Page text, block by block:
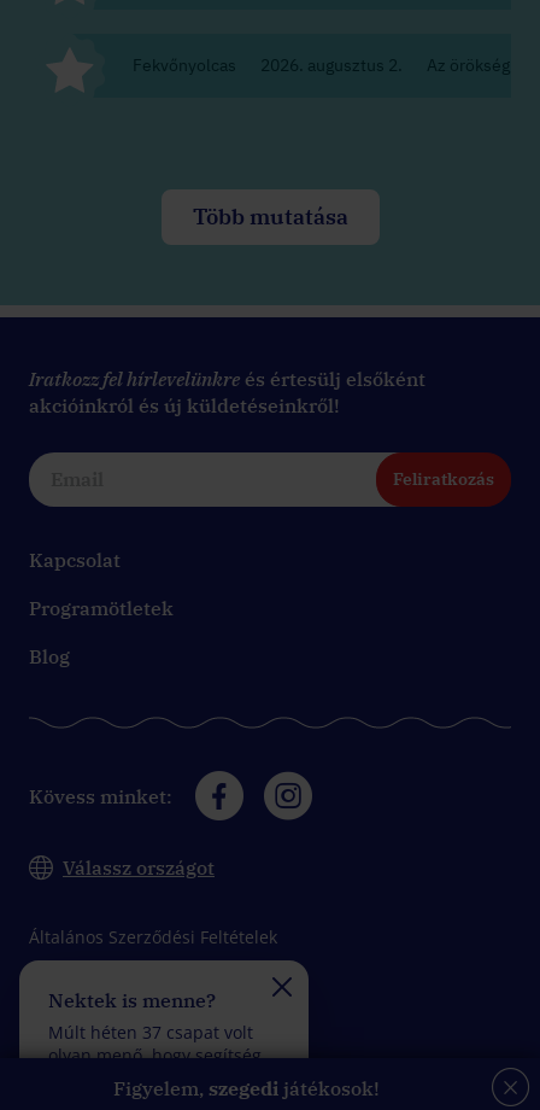
Fekvőnyolcas 2026. augusztus 2. Az örökség
Több mutatása
Iratkozz fel hírlevelünkre és értesülj elsőként
akcióinkról és új küldetéseinkről!
Feliratkozás
Kapcsolat
Programötletek
Blog
Kövess minket:
Válassz országot
Általános Szerződési Feltételek
Impresszum
Figyelem, szegedijátékosok!
Nektek is menne?
Múlt héten 37 csapat volt
olyan menő, hogy segítség
felhasználása nélkül
teljesítettek egy küldetést.
kevesebb mint 5 rossz
válasszal teljesítettek egy